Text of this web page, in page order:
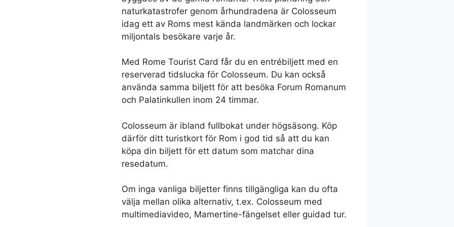
naturkatastrofer genom århundradena är Colosseum
idag ett av Roms mest kända landmärken och lockar
miljontals besökare varje år.
Med Rome Tourist Card får du en entrébiljett med en
reserverad tidslucka för Colosseum. Du kan också
använda samma biljett för att besöka Forum Romanum
och Palatinkullen inom 24 timmar.
Colosseum är ibland fullbokat under högsäsong. Köp
därför ditt turistkort för Rom i god tid så att du kan
köpa din biljett för ett datum som matchar dina
resedatum.
Om inga vanliga biljetter finns tillgängliga kan du ofta
välja mellan olika alternativ, t.ex. Colosseum med
multimediavideo, Mamertine-fängelset eller guidad tur.